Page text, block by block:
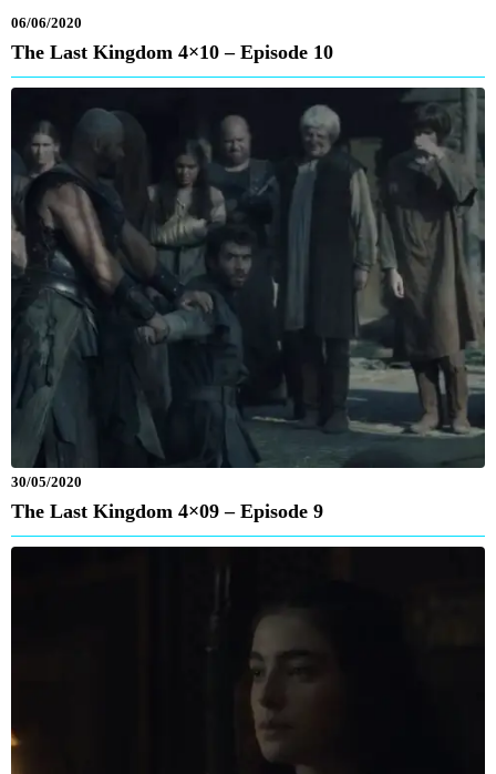
06/06/2020
The Last Kingdom 4×10 – Episode 10
30/05/2020
The Last Kingdom 4×09 – Episode 9